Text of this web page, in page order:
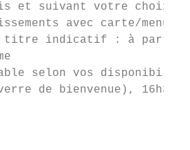
et suivant votre choix
avec carte/menus
titre indicatif : à partir
selon vos
de bienvenue),